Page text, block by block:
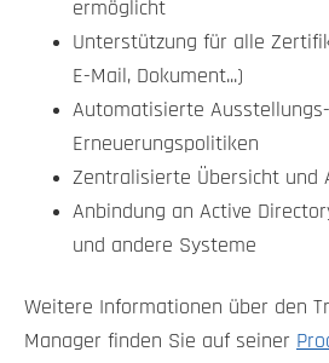
ermöglicht
Unterstützung für alle
E-Mail, Dokument...)
Automatisierte
Erneuerungspolitiken
Zentralisierte Übersicht und
Anbindung an Active
und andere Systeme
Weitere Informationen über den
Manager finden Sie auf seiner